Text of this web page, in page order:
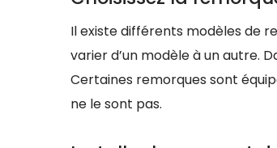
Il existe différents modèles de
varier d’un modèle à un autre.
Certaines remorques sont
ne le sont pas.